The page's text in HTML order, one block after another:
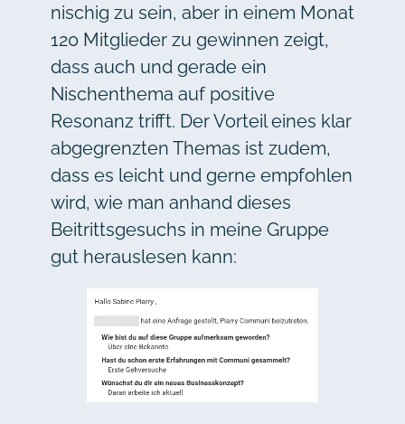
nischig zu sein, aber in einem Monat
120 Mitglieder zu gewinnen zeigt,
dass auch und gerade ein
Nischenthema auf positive
Resonanz trifft. Der Vorteil eines klar
abgegrenzten Themas ist zudem,
dass es leicht und gerne empfohlen
wird, wie man anhand dieses
Beitrittsgesuchs in meine Gruppe
gut herauslesen kann: